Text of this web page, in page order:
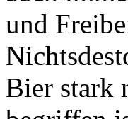
und
Bier stark